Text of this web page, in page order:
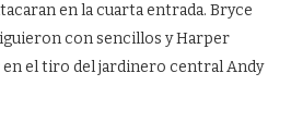
en la cuarta entrada. Bryce
con sencillos y Harper
el tiro del jardinero central Andy